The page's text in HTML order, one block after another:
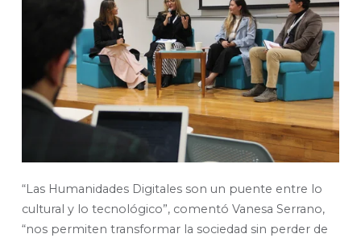
“Las Humanidades Digitales son un puente entre lo
cultural y lo tecnológico”, comentó Vanesa Serrano,
“nos permiten transformar la sociedad sin perder de